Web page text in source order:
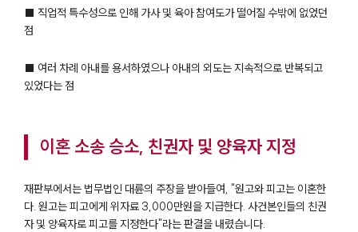
■ 직업적 특수성으로 인해 가사 및 육아 참여도가 떨어질 수밖에 없었던
점
■ 여러 차례 아내를 용서하였으나 아내의 외도는 지속적으로 반복되고
있었다는 점
이혼 소송 승소, 친권자 및 양육자 지정
재판부에서는 법무법인 대륜의 주장을 받아들여, "원고와 피고는 이혼한
다. 원고는 피고에게 위자료 3,000만원을 지급한다. 사건본인들의 친권
자 및 양육자로 피고를 지정한다"라는 판결을 내렸습니다.